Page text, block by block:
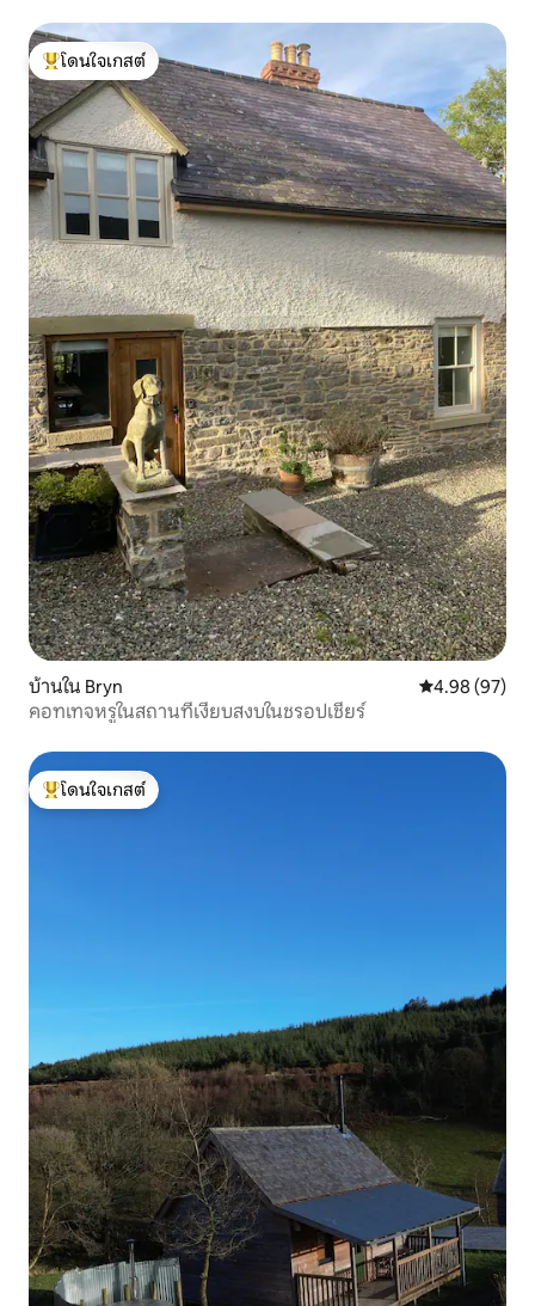
โดนใจเกสต์ที่สุด
โดนใจเกสต์
บ้านใน Bryn คะแนนเฉลี่ย
4.98 (97)
คอทเทจหรูในสถานที่เงียบสงบในชรอปเชียร์
โดนใจเกสต์ที่สุด
โดนใจเกสต์